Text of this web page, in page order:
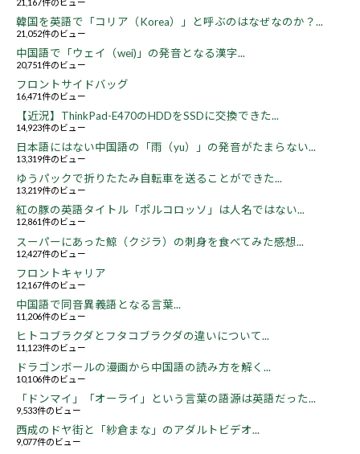
韓国を英語で「コリア（Korea）」と呼ぶのはなぜなのか？...
21,052件のビュー
中国語で「ウェイ（wei)」の発音となる漢字...
20,751件のビュー
フロントサイドバッグ
16,471件のビュー
【近況】ThinkPad-E470のHDDをSSDに交換できた...
14,923件のビュー
日本語にはない中国語の「雨（yu）」の発音がたまらない...
13,319件のビュー
ゆうパックで折りたたみ自転車を送ることができた...
13,219件のビュー
紅の豚の英語タイトル「ポルコロッソ」は人名ではない...
12,861件のビュー
スーパーにあった鯨（クジラ）の刺身を食べてみた感想...
12,427件のビュー
フロントキャリア
12,167件のビュー
中国語で同音異義語となる言葉...
11,206件のビュー
ヒトコブラクダとフタコブラクダの違いについて...
11,123件のビュー
ドラゴンボールの漫画から中国語の読み方を解く...
10,106件のビュー
「ドンマイ」「オーライ」という言葉の語源は英語だった...
9,533件のビュー
西成のドヤ街と「紗倉まな」のアダルトビデオ...
9,077件のビュー